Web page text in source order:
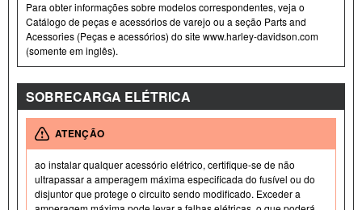
Para obter informações sobre modelos correspondentes, veja o
Catálogo de peças e acessórios de varejo ou a seção Parts and
Acessories (Peças e acessórios) do site www.harley-davidson.com
(somente em inglês).
SOBRECARGA ELÉTRICA
ATENÇÃO
ao instalar qualquer acessório elétrico, certifique-se de não
ultrapassar a amperagem máxima especificada do fusível ou do
disjuntor que protege o circuito sendo modificado. Exceder a